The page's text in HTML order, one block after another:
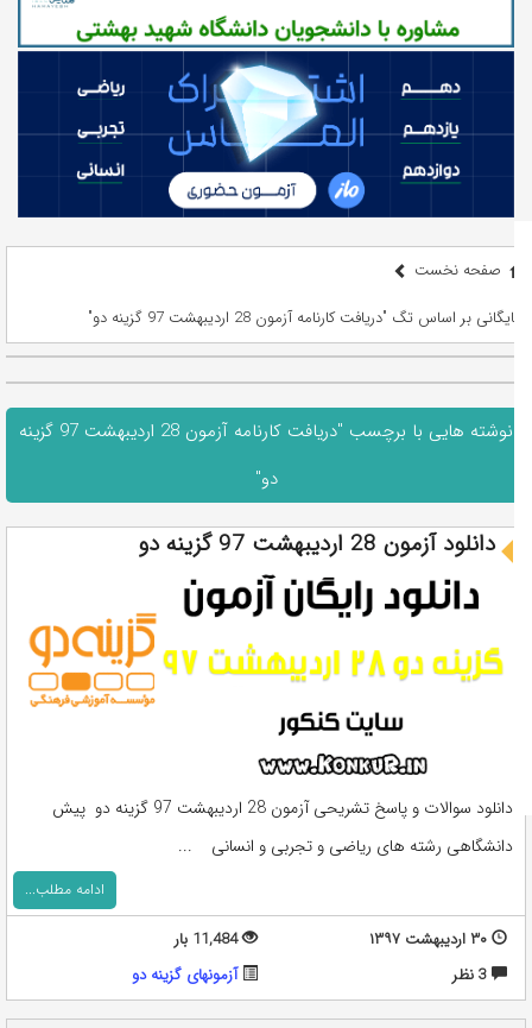
صفحه نخست
بایگانی بر اساس تگ "دریافت کارنامه آزمون 28 اردیبهشت 97 گزینه دو"
نوشته هایی با برچسب "دریافت کارنامه آزمون 28 اردیبهشت 97 گزینه
دو"
دانلود آزمون 28 اردیبهشت 97 گزینه دو
دانلود سوالات و پاسخ تشریحی آزمون 28 اردیبهشت 97 گزینه دو پیش
دانشگاهی رشته های ریاضی و تجربی و انسانی ...
ادامه مطلب...
۳۰ اردیبهشت ۱۳۹۷
11,484 بار
3 نظر
آزمونهای گزینه دو